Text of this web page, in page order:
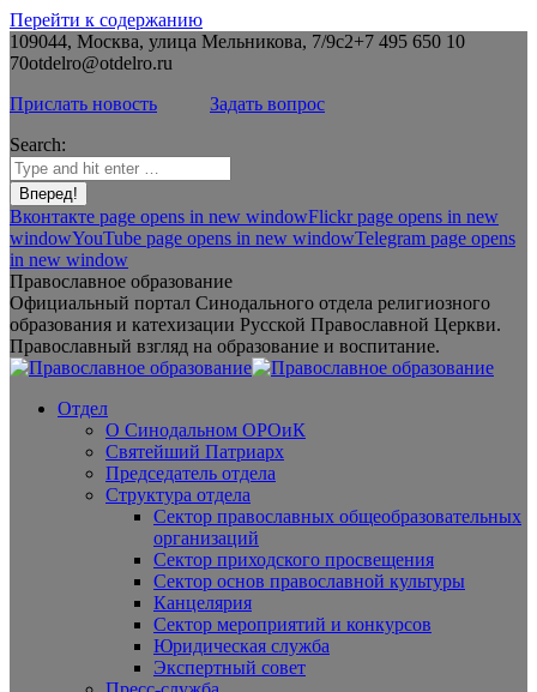
Перейти к содержанию
109044, Москва, улица Мельникова, 7/9с2+7 495 650 10
70otdelro@otdelro.ru
Прислать новость
Задать вопрос
Search:
Вконтакте page opens in new windowFlickr page opens in new
windowYouTube page opens in new windowTelegram page opens
in new window
Православное образование
Официальный портал Синодального отдела религиозного
образования и катехизации Русской Православной Церкви.
Православный взгляд на образование и воспитание.
Отдел
О Синодальном ОРОиК
Святейший Патриарх
Председатель отдела
Структура отдела
Сектор православных общеобразовательных
организаций
Сектор приходского просвещения
Сектор основ православной культуры
Канцелярия
Сектор мероприятий и конкурсов
Юридическая служба
Экспертный совет